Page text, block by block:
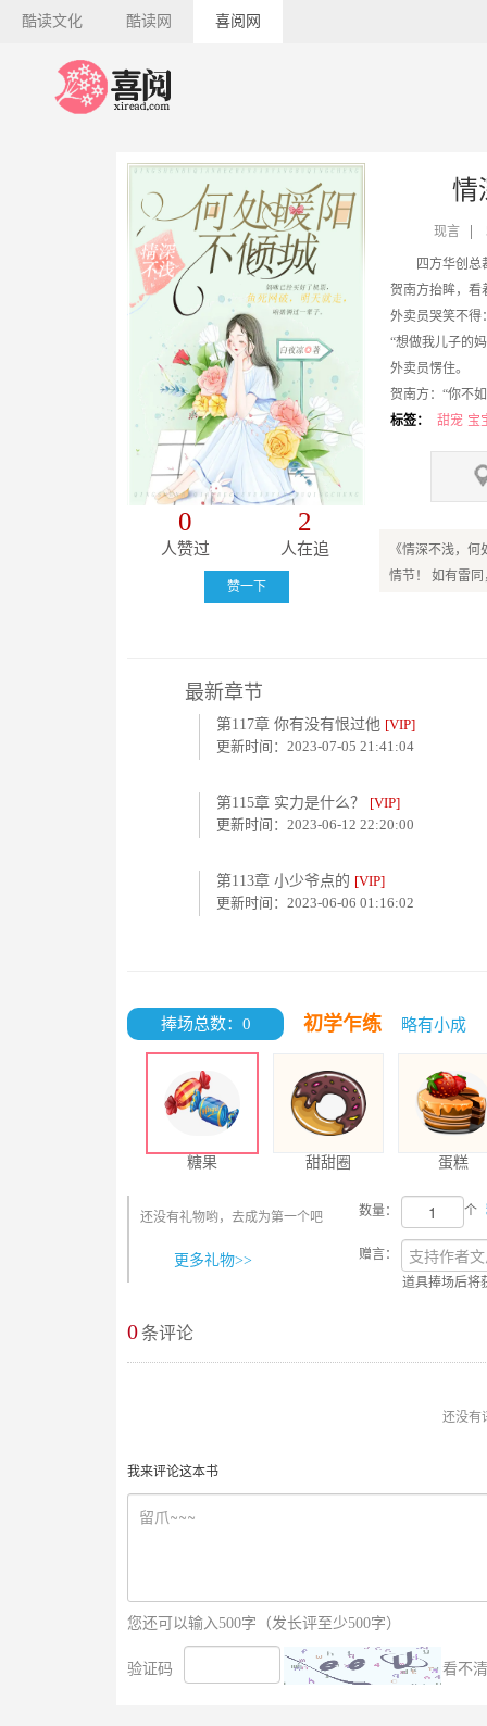
酷读文化 酷读网 喜阅网
0
人赞过
2
人在追
赞一下
情
现言
贺南方抬眸，看
外卖员哭笑不
“想做我儿子的
外卖员愣住。
贺南方：“你不
一年后，还是这
标签： 甜宠 宝
《情深不浅，
情节！ 如有雷
最新章节
第117章 你有没有恨过他 [VIP]
更新时间：2023-07-05 21:41:04
第115章 实力是什么？ [VIP]
更新时间：2023-06-12 22:20:00
第113章 小少爷点的 [VIP]
更新时间：2023-06-06 01:16:02
捧场总数：0 初学乍练 略有小成
糖果 甜甜圈 蛋糕
还没有礼物哟，去成为第一个吧
更多礼物>>
数量： 个
赠言：
道具捧场后将
0条评论
还没有
我来评论这本书
您还可以输入500字（发长评至少500字）
验证码 看不